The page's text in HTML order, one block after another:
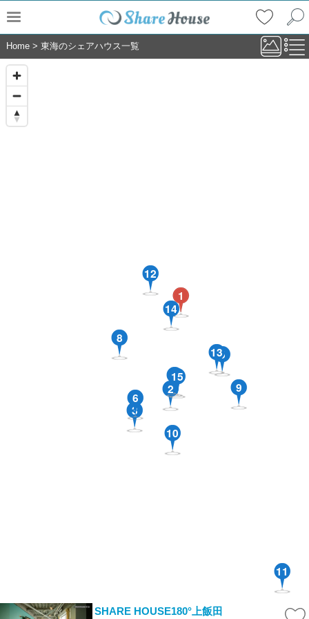
Home > 東海のシェアハウス一覧
1
2
3
5
6
7
8
9
10
11
12
13
14
15
SHARE HOUSE180°上飯田